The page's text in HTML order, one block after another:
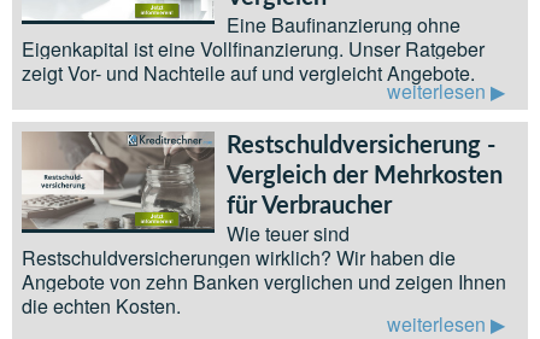
Eine Baufinanzierung ohne
Eigenkapital ist eine Vollfinanzierung. Unser Ratgeber
zeigt Vor- und Nachteile auf und vergleicht Angebote.
weiterlesen
Restschuldversicherung -
Vergleich der Mehrkosten
für Verbraucher
Wie teuer sind
Restschuldversicherungen wirklich? Wir haben die
Angebote von zehn Banken verglichen und zeigen Ihnen
die echten Kosten.
weiterlesen